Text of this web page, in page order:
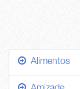
Alimentos